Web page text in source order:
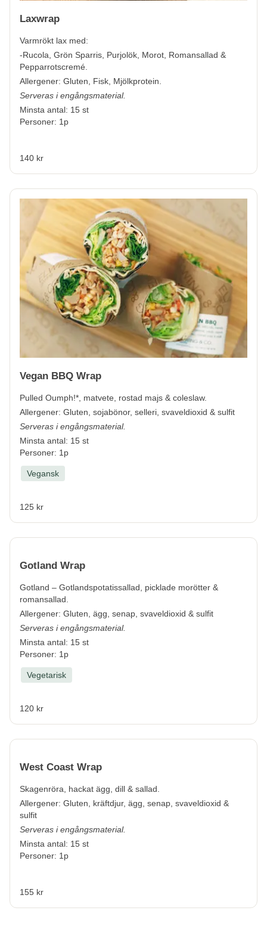
Laxwrap
Varmrökt lax med:
-Rucola, Grön Sparris, Purjolök, Morot, Romansallad &
Pepparrotscremé.
Allergener: Gluten, Fisk, Mjölkprotein.
Serveras i engångsmaterial.
Minsta antal: 15 st
Personer: 1p
140 kr
Vegan BBQ Wrap
Pulled Oumph!*, matvete, rostad majs & coleslaw.
Allergener: Gluten, sojabönor, selleri, svaveldioxid & sulfit
Serveras i engångsmaterial.
Minsta antal: 15 st
Personer: 1p
Vegansk
125 kr
Gotland Wrap
Gotland – Gotlandspotatissallad, picklade morötter &
romansallad.
Allergener: Gluten, ägg, senap, svaveldioxid & sulfit
Serveras i engångsmaterial.
Minsta antal: 15 st
Personer: 1p
Vegetarisk
120 kr
West Coast Wrap
Skagenröra, hackat ägg, dill & sallad.
Allergener: Gluten, kräftdjur, ägg, senap, svaveldioxid &
sulfit
Serveras i engångsmaterial.
Minsta antal: 15 st
Personer: 1p
155 kr